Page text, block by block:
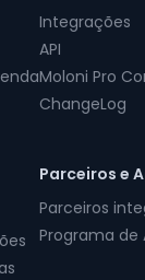
Integrações
API
Moloni Pro
ChangeLog
Parceiros e
Parceiros
Programa de